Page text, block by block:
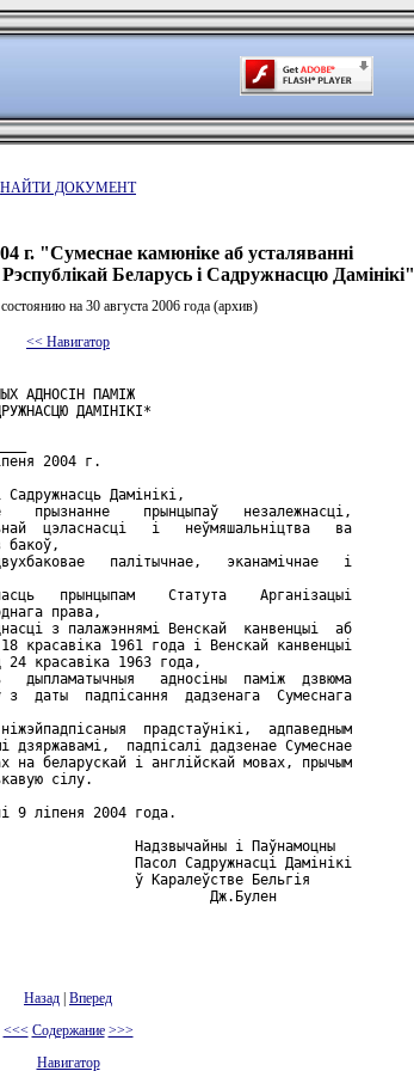
НАЙТИ ДОКУМЕНТ
г. "Сумеснае камюнiке аб усталяваннi
Беларусь i Садружнасцю Дамiнiкi"
на 30 августа 2006 года (архив)
<< Навигатор
АДНОСIН ПАМIЖ
ДАМIНIКI*
2004 г.
Садружнасць Дамiнiкi,
прызнанне    прынцыпаў   незалежнасцi,
цэласнасцi   i   неўмяшальнiцтва   ва
бакоў,
палiтычнае,   эканамiчнае   i
прынцыпам    Статута    Арганiзацыi
права,
з палажэннямi Венскай  канвенцыi  аб
красавiка 1961 года i Венскай канвенцыi
24 красавiка 1963 года,
дыпламатычныя   адносiны  памiж  дзвюма
даты  падпiсання  дадзенага  Сумеснага
прадстаўнiкi,  адпаведным
дзяржавамi,  падпiсалi дадзенае Сумеснае
на беларускай i англiйскай мовах, прычым
сiлу.
9 лiпеня 2004 года.
Надзвычайны i Паўнамоцны
Пасол Садружнасцi Дамiнiкi
ў Каралеўстве Бельгiя
Дж.Булен
Назад Вперед
<<< Содержание >>>
Навигатор